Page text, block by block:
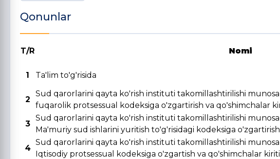
Qonunlar
T/R Nomi
1
Ta'lim to'g'risida
2
Sud qarorlarini qayta ko'rish instituti takomillashtirilishi
fuqarolik protsessual kodeksiga o'zgartirish va qo'shimchalar
3
Sud qarorlarini qayta ko'rish instituti takomillashtirilishi
Ma'muriy sud ishlarini yuritish to'g'risidagi kodeksiga
4
Sud qarorlarini qayta ko'rish instituti takomillashtirilishi
Iqtisodiy protsessual kodeksiga o'zgartish va qo'shimchalar